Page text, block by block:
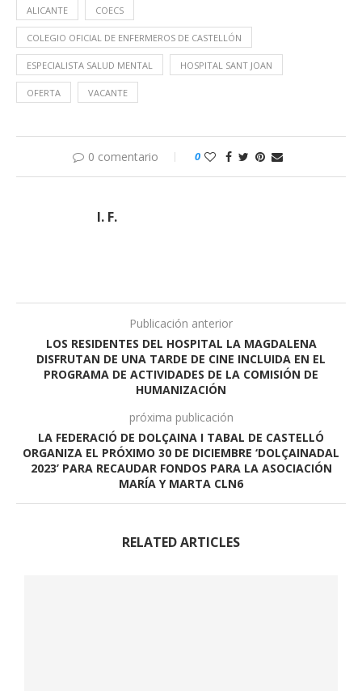
ALICANTE COECS
COLEGIO OFICIAL DE ENFERMEROS DE CASTELLÓN
ESPECIALISTA SALUD MENTAL HOSPITAL SANT JOAN
OFERTA VACANTE
0 comentario 0
I. F.
Publicación anterior
LOS RESIDENTES DEL HOSPITAL LA MAGDALENA
DISFRUTAN DE UNA TARDE DE CINE INCLUIDA EN EL
PROGRAMA DE ACTIVIDADES DE LA COMISIÓN DE
HUMANIZACIÓN
próxima publicación
LA FEDERACIÓ DE DOLÇAINA I TABAL DE CASTELLÓ
ORGANIZA EL PRÓXIMO 30 DE DICIEMBRE ‘DOLÇAINADAL
2023’ PARA RECAUDAR FONDOS PARA LA ASOCIACIÓN
MARÍA Y MARTA CLN6
RELATED ARTICLES